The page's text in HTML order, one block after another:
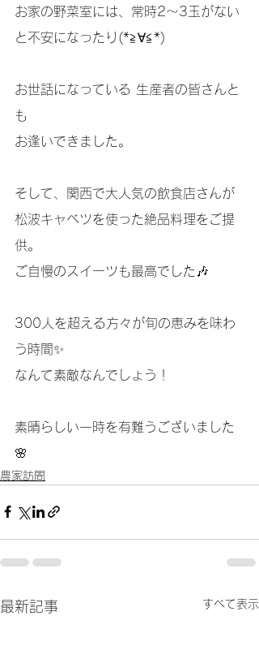
お家の野菜室には、常時2〜3玉がない
と不安になったり(*≧∀≦*)
お世話になっている 生産者の皆さんと
も
お逢いできました。
そして、関西で大人気の飲食店さんが
松波キャベツを使った絶品料理をご提
供。
ご自慢のスイーツも最高でした🎶
300人を超える方々が旬の恵みを味わ
う時間✨
なんて素敵なんでしょう！
素晴らしい一時を有難うございました
🌸
農家訪問
最新記事 すべて表示